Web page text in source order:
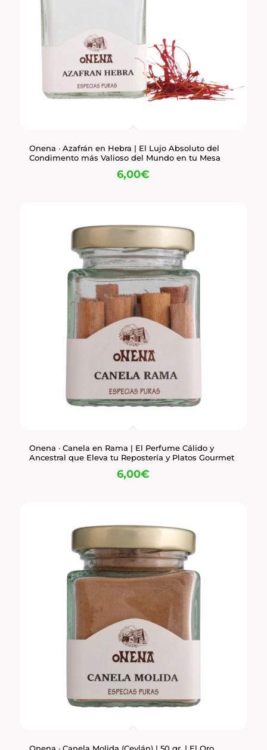
Onena · Azafrán en Hebra | El Lujo Absoluto del
Condimento más Valioso del Mundo en tu Mesa
6,00€
Onena · Canela en Rama | El Perfume Cálido y
Ancestral que Eleva tu Repostería y Platos Gourmet
6,00€